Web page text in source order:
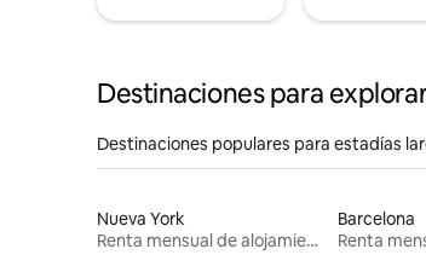
Destinaciones para
Destinaciones populares para estadías
Nueva York
Renta mensual de alojamientos
Barcelona